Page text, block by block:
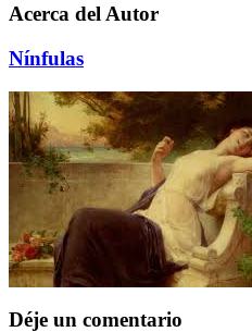
Acerca del Autor
Nínfulas
Déje un comentario